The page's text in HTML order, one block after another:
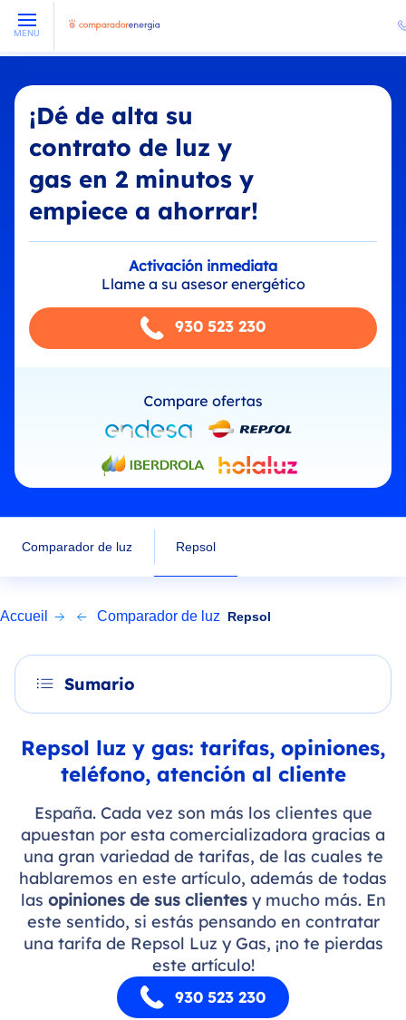
MENU
¡Dé de alta su
contrato de luz y
gas en 2 minutos y
empiece a ahorrar!
Activación inmediata
Llame a su asesor energético
930 523 230
Comparador de luz Repsol
Accueil Comparador de luz Repsol
Sumario
Repsol luz y gas: tarifas, opiniones,
teléfono, atención al cliente
España. Cada vez son más los clientes que
apuestan por esta comercializadora gracias a
una gran variedad de tarifas, de las cuales te
hablaremos en este artículo, además de todas
las opiniones de sus clientesy mucho más. En
este sentido, si estás pensando en contratar
una tarifa de Repsol Luz y Gas, ¡no te pierdas
este artículo!
930 523 230